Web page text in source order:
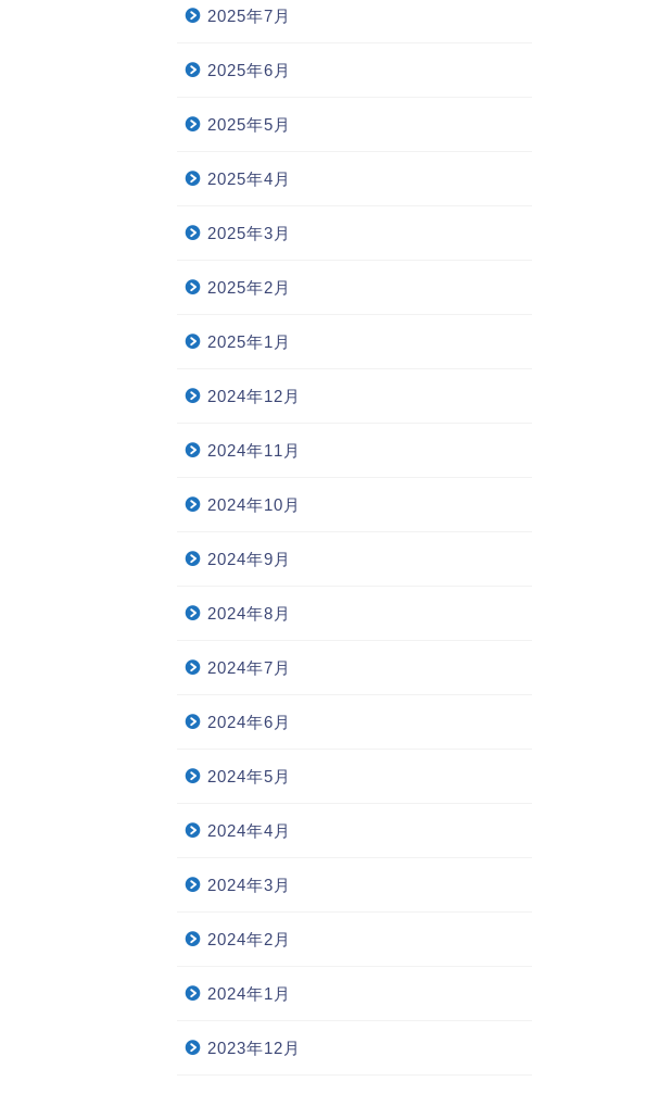
2025年7月
2025年6月
2025年5月
2025年4月
2025年3月
2025年2月
2025年1月
2024年12月
2024年11月
2024年10月
2024年9月
2024年8月
2024年7月
2024年6月
2024年5月
2024年4月
2024年3月
2024年2月
2024年1月
2023年12月